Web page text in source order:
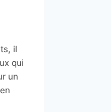
il
qui
un